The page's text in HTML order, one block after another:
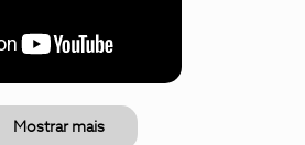
Mostrar mais